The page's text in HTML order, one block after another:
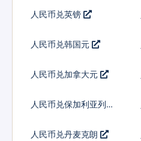
人民币兑英镑
人民币兑韩国元
人民币兑加拿大元
人民币兑保加利亚列弗
人民币兑丹麦克朗